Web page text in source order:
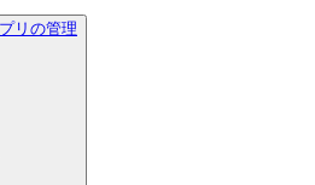
リの管理